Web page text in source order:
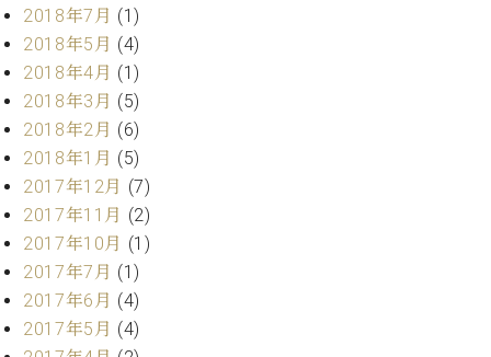
調
律
)
ア
フ
ー
サ
ー
ビ
ス
(調
律)
2018年7月 (1)
2018年5月 (4)
2018年4月 (1)
2018年3月 (5)
2018年2月 (6)
2018年1月 (5)
2017年12月 (7)
2017年11月 (2)
2017年10月 (1)
2017年7月 (1)
2017年6月 (4)
2017年5月 (4)